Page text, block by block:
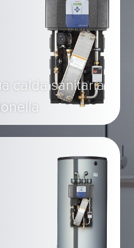
calda sanitaria